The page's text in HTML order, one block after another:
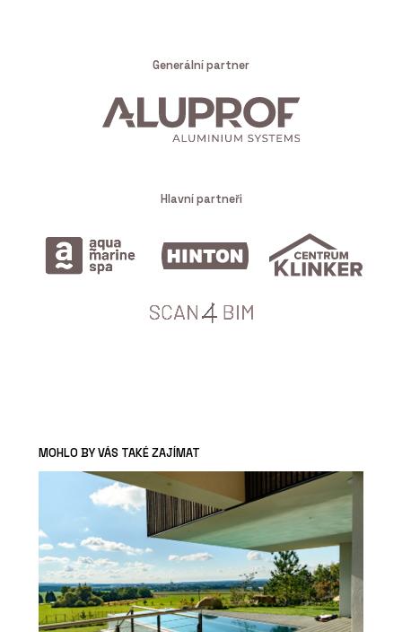
Generální partner
Hlavní partneři
MOHLO BY VÁS TAKÉ ZAJÍMAT